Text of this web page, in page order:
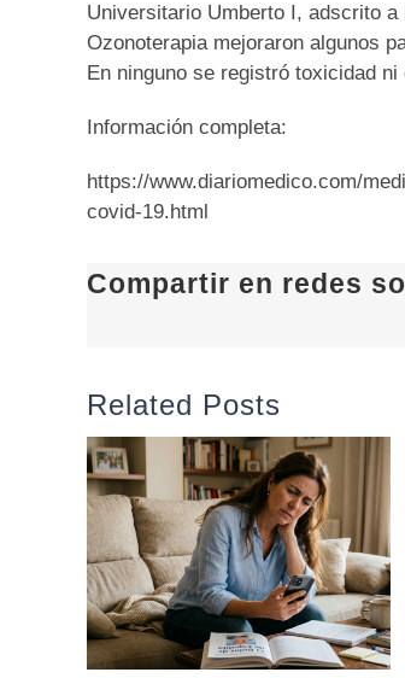
Universitario Umberto I, adscrito
Ozonoterapia mejoraron algunos
En ninguno se registró toxicidad
Información completa:
https://www.diariomedico.com/
covid-19.html
Compartir en redes
Related Posts